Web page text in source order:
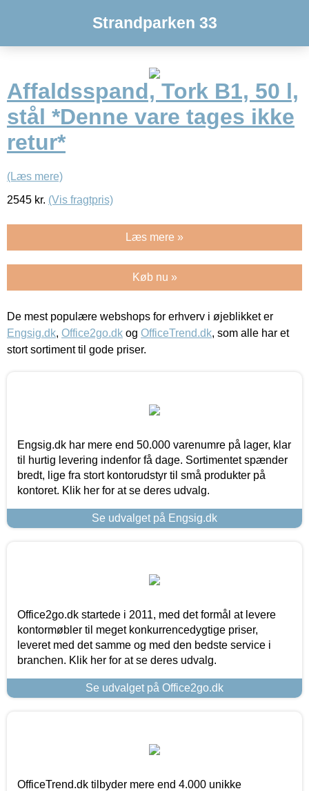
Strandparken 33
Affaldsspand, Tork B1, 50 l,
stål *Denne vare tages ikke
retur*
(Læs mere)
2545 kr. (Vis fragtpris)
Læs mere »
Køb nu »
De mest populære webshops for erhverv i øjeblikket er
Engsig.dk, Office2go.dk og OfficeTrend.dk, som alle har et
stort sortiment til gode priser.
Engsig.dk har mere end 50.000 varenumre på lager, klar
til hurtig levering indenfor få dage. Sortimentet spænder
bredt, lige fra stort kontorudstyr til små produkter på
kontoret. Klik her for at se deres udvalg.
Se udvalget på Engsig.dk
Office2go.dk startede i 2011, med det formål at levere
kontormøbler til meget konkurrencedygtige priser,
leveret med det samme og med den bedste service i
branchen. Klik her for at se deres udvalg.
Se udvalget på Office2go.dk
OfficeTrend.dk tilbyder mere end 4.000 unikke